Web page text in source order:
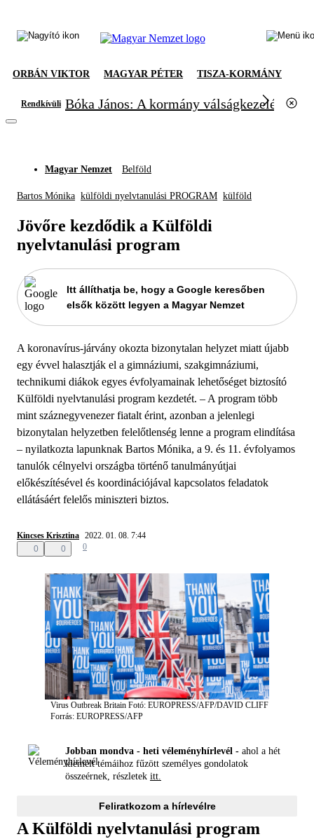
ORBÁN VIKTOR MAGYAR PÉTER TISZA-KORMÁNY
Rendkívüli Bóka János: A kormány válságkezelésből
Magyar Nemzet Belföld
Bartos Mónika külföldi nyelvtanulási PROGRAM külföld
Jövőre kezdődik a Külföldi
nyelvtanulási program
Itt állíthatja be, hogy a Google keresőben
elsők között legyen a Magyar Nemzet
A koronavírus-járvány okozta bizonytalan helyzet miatt újabb
egy évvel halasztják el a gimnáziumi, szakgimnáziumi,
technikumi diákok egyes évfolyamainak lehetőséget biztosító
Külföldi nyelvtanulási program kezdetét. – A program több
mint száznegyvenezer fiatalt érint, azonban a jelenlegi
bizonytalan helyzetben felelőtlenség lenne a program elindítása
– nyilatkozta lapunknak Bartos Mónika, a 9. és 11. évfolyamos
tanulók célnyelvi országba történő tanulmányútjai
előkészítésével és koordinációjával kapcsolatos feladatok
ellátásáért felelős miniszteri biztos.
Kincses Krisztina 2022. 01. 08. 7:44
0
0 0
Virus Outbreak Britain Fotó: EUROPRESS/AFP/DAVID CLIFF
Forrás: EUROPRESS/AFP
Jobban mondva - heti véleményhírlevél - ahol a hét
kiemelt témáihoz fűzött személyes gondolatok
összeérnek, részletek itt.
Feliratkozom a hírlevélre
A Külföldi nyelvtanulási program